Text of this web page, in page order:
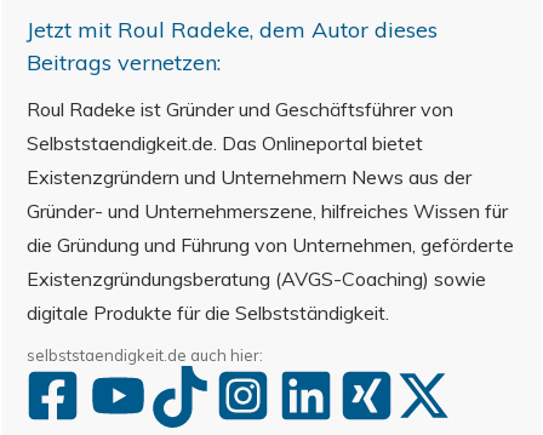
Jetzt mit Roul Radeke, dem Autor dieses
Beitrags vernetzen:
Roul Radeke ist Gründer und Geschäftsführer von
Selbststaendigkeit.de. Das Onlineportal bietet
Existenzgründern und Unternehmern News aus der
Gründer- und Unternehmerszene, hilfreiches Wissen für
die Gründung und Führung von Unternehmen, geförderte
Existenzgründungsberatung (AVGS-Coaching) sowie
digitale Produkte für die Selbstständigkeit.
selbststaendigkeit.de auch hier: